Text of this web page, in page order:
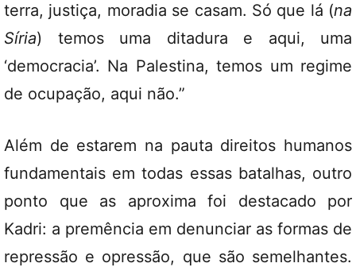
terra, justiça, moradia se casam. Só que lá (na
Síria) temos uma ditadura e aqui, uma
‘democracia’. Na Palestina, temos um regime
de ocupação, aqui não.”
Além de estarem na pauta direitos humanos
fundamentais em todas essas batalhas, outro
ponto que as aproxima foi destacado por
Kadri: a premência em denunciar as formas de
repressão e opressão, que são semelhantes.